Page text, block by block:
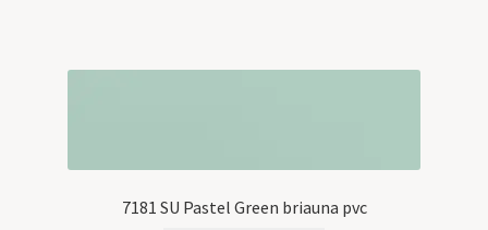
7181 SU Pastel Green briauna pvc